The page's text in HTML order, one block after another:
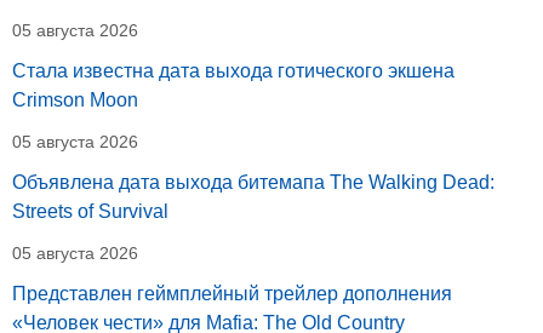
05 августа 2026
Стала известна дата выхода готического экшена
Crimson Moon
05 августа 2026
Объявлена дата выхода битемапа The Walking Dead:
Streets of Survival
05 августа 2026
Представлен геймплейный трейлер дополнения
«Человек чести» для Mafia: The Old Country